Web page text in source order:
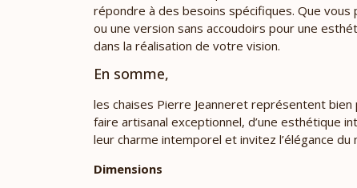
répondre à des besoins spécifiques. Que
ou une version sans accoudoirs pour une
dans la réalisation de votre vision.
En somme,
les chaises Pierre Jeanneret représentent
faire artisanal exceptionnel, d’une esthétique
leur charme intemporel et invitez l’élégance
Dimensions